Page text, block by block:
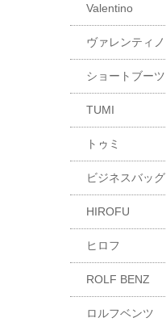
Valentino
ヴァレンティノ
ショートブーツ
TUMI
トゥミ
ビジネスバッグ
HIROFU
ヒロフ
ROLF BENZ
ロルフベンツ